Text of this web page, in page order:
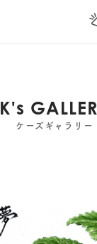
K's
ケーズギャラリー